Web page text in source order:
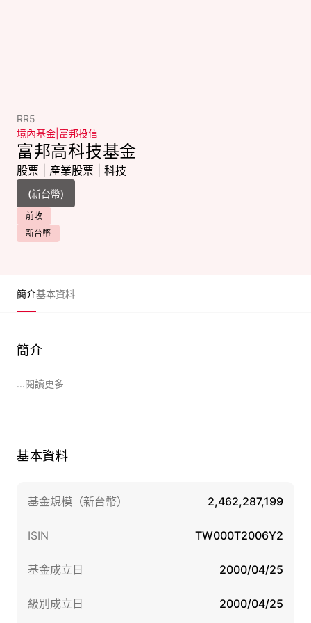
RR5
境內基金 富邦投信
富邦高科技基金
股票 產業股票 科技
前收
新台幣
簡介基本資料
簡介
...閱讀更多
基本資料
基金規模（新台幣） 2,462,287,199
ISIN TW000T2006Y2
基金成立日 2000/04/25
級別成立日 2000/04/25